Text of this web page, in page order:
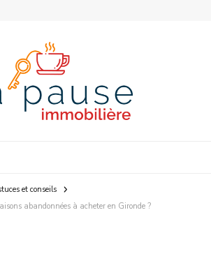
et conseils
abandonnées à acheter en Gironde ?